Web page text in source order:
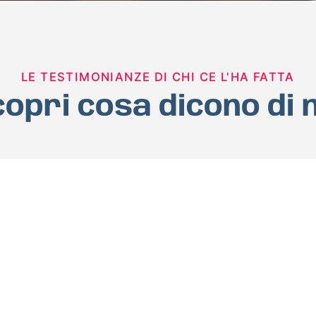
LE TESTIMONIANZE DI CHI CE L'HA FATTA
cosa dicono di